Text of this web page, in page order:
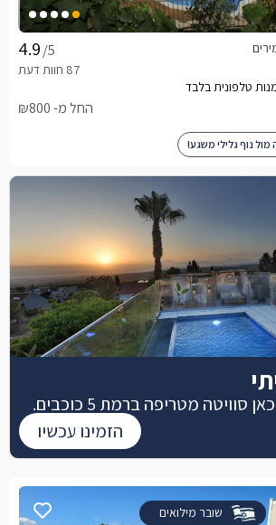
/5
החל מ- ₪800
מול נוף גלילי משגע!
שובר מילואים
מטריפה ברמת 5 כוכבים.
הזמינו עכשיו